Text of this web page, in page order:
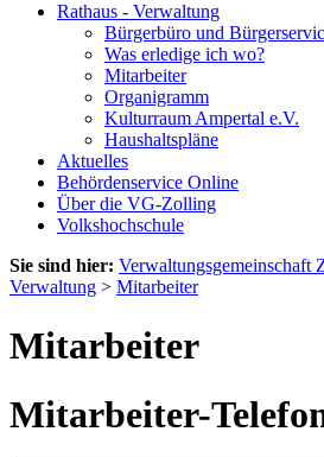
Rathaus - Verwaltung
Bürgerbüro und
Was erledige ich wo?
Mitarbeiter
Organigramm
Kulturraum Ampertal e.V.
Haushaltspläne
Aktuelles
Behördenservice Online
Über die VG-Zolling
Volkshochschule
Sie sind hier: Verwaltungsgemeinschaft
Verwaltung > Mitarbeiter
Mitarbeiter
Mitarbeiter-